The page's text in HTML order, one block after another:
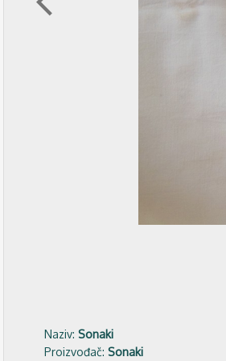
Naziv: Sonaki
Proizvođač: Sonaki